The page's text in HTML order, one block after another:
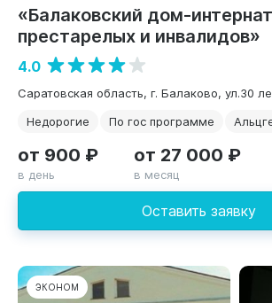
«Балаковский дом-
престарелых и инвалидов»
4.0
Саратовская область, г. Балаково, ул.30
Недорогие
По гос программе
Оставить заявку
от 900 ₽
в день
от 27 000 ₽
в месяц
ЭКОНОМ